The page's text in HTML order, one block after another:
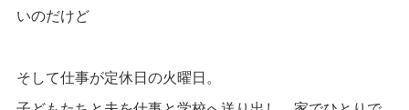
いのだけど
そして仕事が定休日の火曜日。